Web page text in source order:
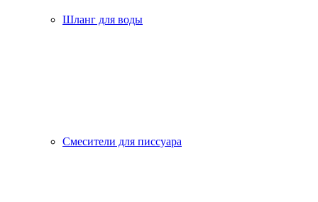
Шланг для воды
Смесители для писсуара